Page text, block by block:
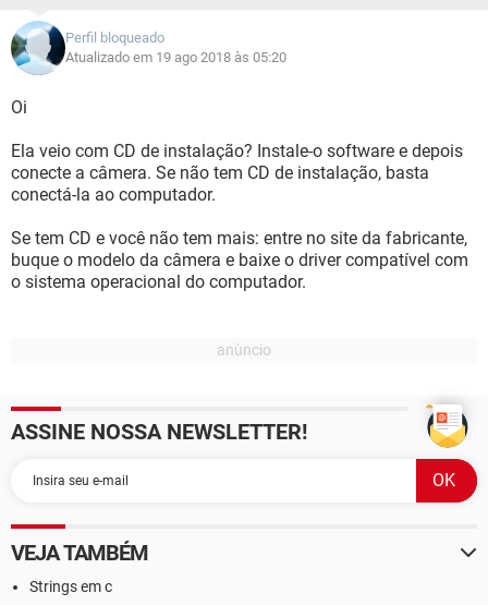
Perfil bloqueado
Atualizado em 19 ago 2018 às 05:20
Oi
Ela veio com CD de instalação? Instale-o software e depois
conecte a câmera. Se não tem CD de instalação, basta
conectá-la ao computador.
Se tem CD e você não tem mais: entre no site da fabricante,
buque o modelo da câmera e baixe o driver compatível com
o sistema operacional do computador.
ASSINE NOSSA NEWSLETTER!
VEJA TAMBÉM
Strings em c